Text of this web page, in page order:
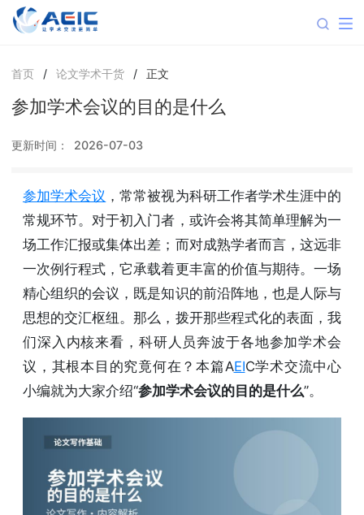
首页 / 论文学术干货 / 正文
参加学术会议的目的是什么
更新时间： 2026-07-03
参加学术会议 ，常常被视为科研工作者学术生涯中的
常规环节。对于初入门者，或许会将其简单理解为一
场工作汇报或集体出差；而对成熟学者而言，这远非
一次例行程式，它承载着更丰富的价值与期待。一场
精心组织的会议，既是知识的前沿阵地，也是人际与
思想的交汇枢纽。那么，拨开那些程式化的表面，我
们深入内核来看，科研人员奔波于各地参加学术会
议，其根本目的究竟何在？本篇AEIC学术交流中心
小编就为大家介绍“参加学术会议的目的是什么”。